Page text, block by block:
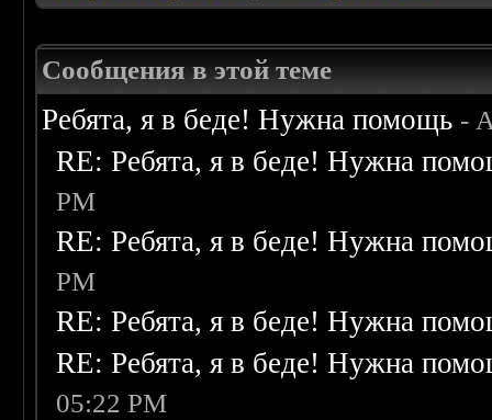
Сообщения в этой теме
Ребята, я в беде! Нужна помощь -
RE: Ребята, я в беде! Нужна
PM
RE: Ребята, я в беде! Нужна
PM
RE: Ребята, я в беде! Нужна
RE: Ребята, я в беде! Нужна
05:22 PM